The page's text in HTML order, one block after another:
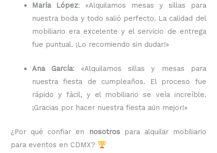
María López: «Alquilamos mesas y sillas para
nuestra boda y todo salió perfecto. La calidad del
mobiliario era excelente y el servicio de entrega
fue puntual. ¡Lo recomiendo sin dudar!»
Ana García: «Alquilamos sillas y mesas para
nuestra fiesta de cumpleaños. El proceso fue
rápido y fácil, y el mobiliario se veía increíble.
¡Gracias por hacer nuestra fiesta aún mejor!»
¿Por qué confiar en nosotrospara alquilar mobiliario
para eventos en CDMX?